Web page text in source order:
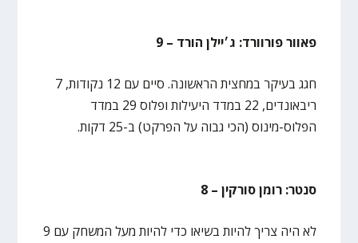
פאוור פורוורד: ג׳יילן הורד – 9
חגג בעיקר במחצית הראשונה. סיים עם 12 נקודות, 7
ריבאונדים, 22 במדד היעילות ופלוס 29 במדד
הפלוס-מינוס (הכי גבוה על הפרקט) ב-25 דקות.
סנטר: רומן סורקין – 8
לא היה צריך להיות בשיאו כדי להיות מעל המשחק עם 9